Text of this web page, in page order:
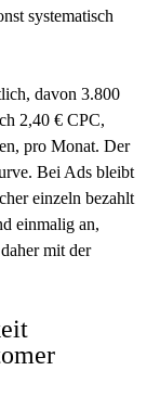
systematisch
davon 3.800
2,40 € CPC,
pro Monat. Der
Bei Ads bleibt
einzeln bezahlt
einmalig an,
mit der